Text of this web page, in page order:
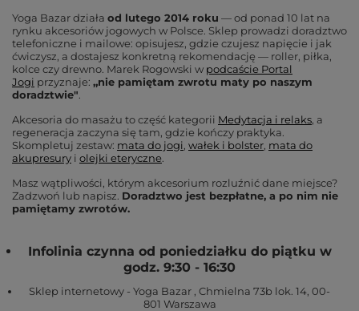
Yoga Bazar działa od lutego 2014 roku — od ponad 10 lat na
rynku akcesoriów jogowych w Polsce. Sklep prowadzi doradztwo
telefoniczne i mailowe: opisujesz, gdzie czujesz napięcie i jak
ćwiczysz, a dostajesz konkretną rekomendację — roller, piłka,
kolce czy drewno. Marek Rogowski w podcaście Portal
Jogi przyznaje: „nie pamiętam zwrotu maty po naszym
doradztwie".
Akcesoria do masażu to część kategorii Medytacja i relaks, a
regeneracja zaczyna się tam, gdzie kończy praktyka.
Skompletuj zestaw: mata do jogi, wałek i bolster, mata do
akupresury i olejki eteryczne.
Masz wątpliwości, którym akcesorium rozluźnić dane miejsce?
Zadzwoń lub napisz. Doradztwo jest bezpłatne, a po nim nie
pamiętamy zwrotów.
Infolinia czynna od poniedziałku do piątku w
godz. 9:30 - 16:30
Sklep internetowy - Yoga Bazar , Chmielna 73b lok. 14, 00-
801 Warszawa